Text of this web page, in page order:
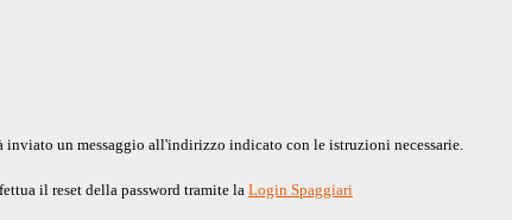
inviato un messaggio all'indirizzo indicato con le istruzioni necessarie.
il reset della password tramite la Login Spaggiari